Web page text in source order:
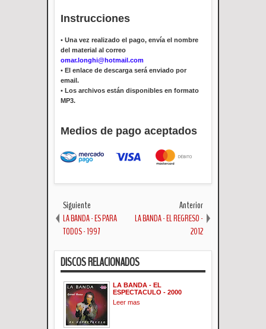
Instrucciones
• Una vez realizado el pago, envía el nombre
del material al correo
omar.longhi@hotmail.com
• El enlace de descarga será enviado por
email.
• Los archivos están disponibles en formato
MP3.
Medios de pago aceptados
Siguiente
LA BANDA - ES PARA
TODOS - 1997
Anterior
LA BANDA - EL REGRESO -
2012
DISCOS RELACIONADOS
LA BANDA - EL
ESPECTACULO - 2000
Leer mas